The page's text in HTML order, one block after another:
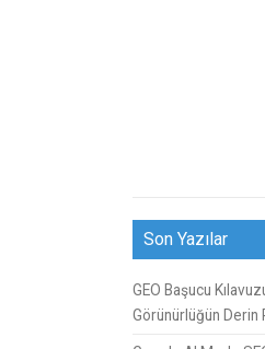
Son Yazılar
GEO Başucu
Görünürlüğün